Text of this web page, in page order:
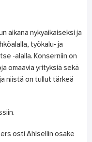
aikana nykyaikaiseksi ja
työkalu- ja
-alalla. Konserniin on
omaavia yrityksiä sekä
niistä on tullut tärkeä
osti Ahlsellin osake